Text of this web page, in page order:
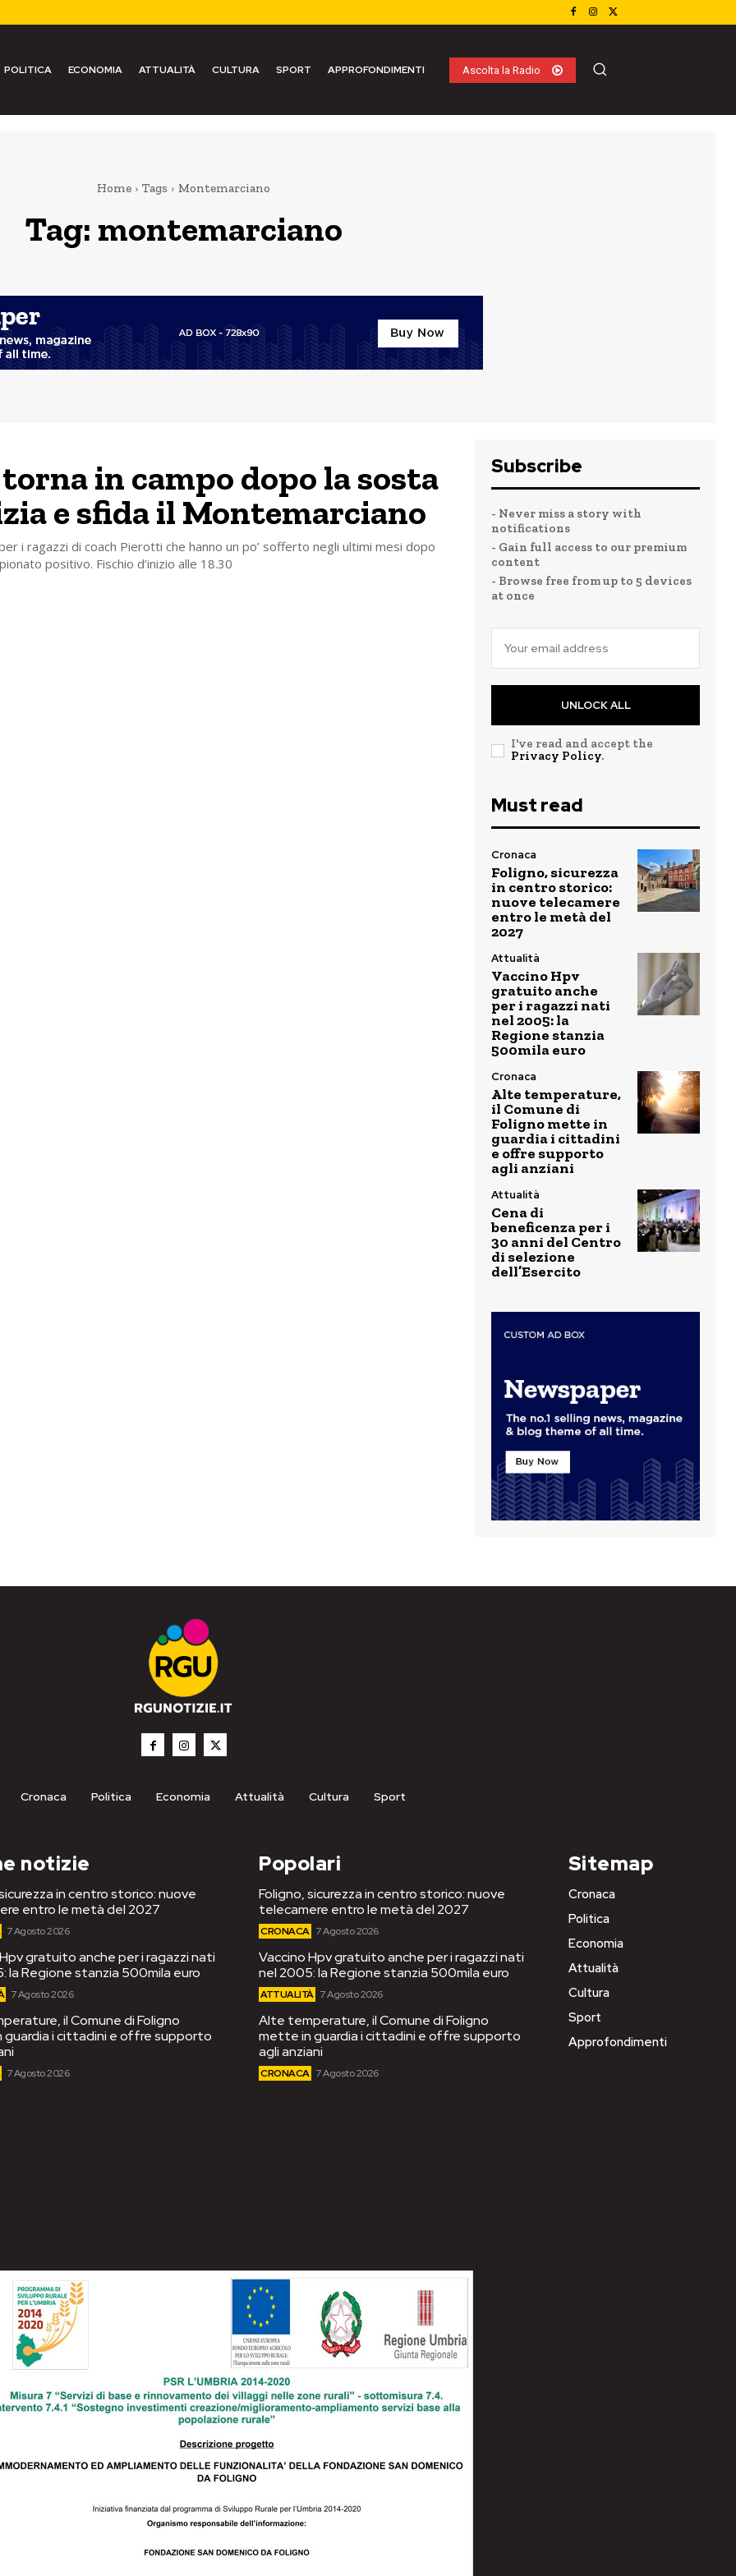
POLITICA ECONOMIA ATTUALITÀ CULTURA SPORT APPROFONDIMENTI Ascolta la Radio
Home Tags Montemarciano
Tag: montemarciano
torna in campo dopo la sosta
e sfida il Montemarciano
i ragazzi di coach Pierotti che hanno un po’ sofferto negli ultimi mesi dopo
positivo. Fischio d’inizio alle 18.30
Subscribe
- Never miss a story with
notifications
- Gain full access to our premium
content
- Browse free from up to 5 devices
at once
UNLOCK ALL
I've read and accept the
Privacy Policy.
Must read
Cronaca
Foligno, sicurezza
in centro storico:
nuove telecamere
entro le metà del
2027
Attualità
Vaccino Hpv
gratuito anche
per i ragazzi nati
nel 2005: la
Regione stanzia
500mila euro
Cronaca
Alte temperature,
il Comune di
Foligno mette in
guardia i cittadini
e offre supporto
agli anziani
Attualità
Cena di
beneficenza per i
30 anni del Centro
di selezione
dell’Esercito
Cronaca Politica Economia Attualità Cultura Sport
notizie
in centro storico: nuove
entro le metà del 2027
7 Agosto 2026
gratuito anche per i ragazzi nati
la Regione stanzia 500mila euro
7 Agosto 2026
il Comune di Foligno
i cittadini e offre supporto
7 Agosto 2026
Popolari
Foligno, sicurezza in centro storico: nuove
telecamere entro le metà del 2027
CRONACA 7 Agosto 2026
Vaccino Hpv gratuito anche per i ragazzi nati
nel 2005: la Regione stanzia 500mila euro
ATTUALITÀ 7 Agosto 2026
Alte temperature, il Comune di Foligno
mette in guardia i cittadini e offre supporto
agli anziani
CRONACA 7 Agosto 2026
Sitemap
Cronaca
Politica
Economia
Attualità
Cultura
Sport
Approfondimenti